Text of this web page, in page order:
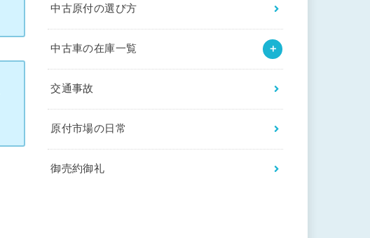
中古原付の選び方
中古車の在庫一覧
交通事故
原付市場の日常
御売約御礼